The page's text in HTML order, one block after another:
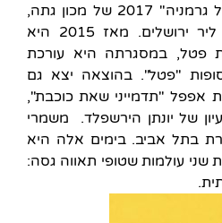
השנתי "ימי ספרות ישראל גרמניה" 2017 של מכון גתה,
קרן היינריך בל ומכון ון ליר ירושלים. מאז 2015 היא
פטל, במסגרתה היא עורכת
"פטל". בהוצאה יצא גם
אפפל "תדמייני שאת כוכבת",
של יונתן הירשפלד. משמרי
1968 ומתגוררת בתל אביב. בימים אלה היא
עולמות שטופי תאווה גסה: